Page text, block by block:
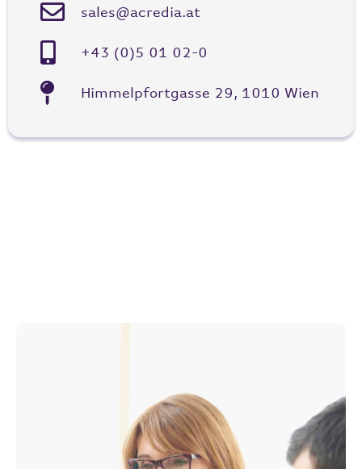
sales@acredia.at
+43 (0)5 01 02-0
Himmelpfortgasse 29, 1010 Wien